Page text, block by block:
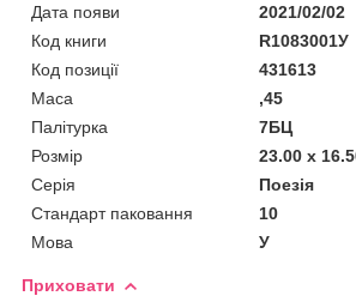
Дата появи
2021/02/02
Код книги
R1083001У
Код позиції
431613
Маса
,45
Палітурка
7БЦ
Розмір
23.00 x
Серія
Поезія
Стандарт паковання
10
Мова
У
Приховати